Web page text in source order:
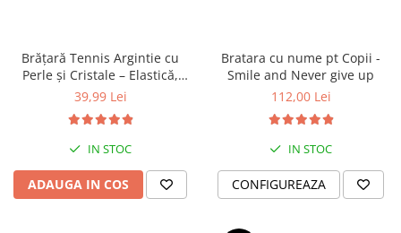
Brățară Tennis Argintie cu
Perle și Cristale – Elastică,
Damă, Cadou
39,99 Lei
IN STOC
ADAUGA IN COS
Bratara cu nume pt Copii -
Smile and Never give up
112,00 Lei
IN STOC
CONFIGUREAZA